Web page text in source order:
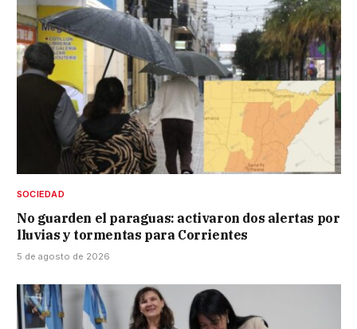
SOCIEDAD
No guarden el paraguas: activaron dos alertas por
lluvias y tormentas para Corrientes
5 de agosto de 2026